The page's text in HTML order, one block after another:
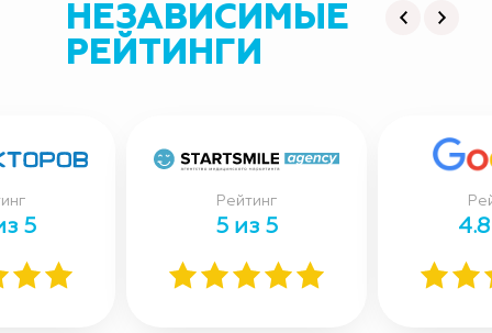
НЕЗАВИСИМЫЕ
РЕЙТИНГИ
5
Рейтинг
5 из 5